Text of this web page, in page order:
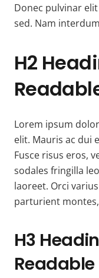
Donec pulvinar
sed. Nam
H2
Lorem ipsum
elit. Mauris ac dui
Fusce risus eros,
sodales fringilla
laoreet. Orci
parturient
H3
Readable